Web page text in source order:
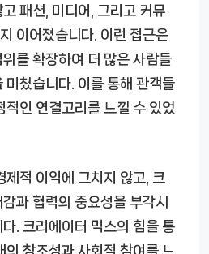
패션, 미디어, 그리고 커뮤
이어졌습니다. 이런 접근은
를 확장하여 더 많은 사람들
미쳤습니다. 이를 통해 관객들
적인 연결고리를 느낄 수 있었
제적 이익에 그치지 않고, 크
과 협력의 중요성을 부각시
. 크리에이터 믹스의 힘을 통
의 창조성과 사회적 참여를 느